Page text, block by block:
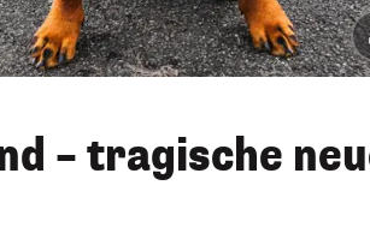
– tragische